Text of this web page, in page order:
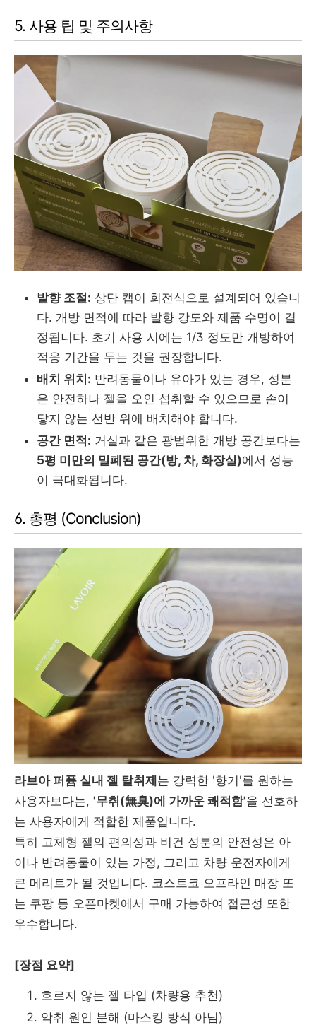
5. 사용 팁 및 주의사항
발향 조절: 상단 캡이 회전식으로 설계되어 있습니
다. 개방 면적에 따라 발향 강도와 제품 수명이 결
정됩니다. 초기 사용 시에는 1/3 정도만 개방하여
적응 기간을 두는 것을 권장합니다.
배치 위치: 반려동물이나 유아가 있는 경우, 성분
은 안전하나 젤을 오인 섭취할 수 있으므로 손이
닿지 않는 선반 위에 배치해야 합니다.
공간 면적: 거실과 같은 광범위한 개방 공간보다는
5평 미만의 밀폐된 공간(방, 차, 화장실)에서 성능
이 극대화됩니다.
6. 총평 (Conclusion)
라브아 퍼퓸 실내 젤 탈취제는 강력한 '향기'를 원하는
사용자보다는, '무취(無臭)에 가까운 쾌적함'을 선호하
는 사용자에게 적합한 제품입니다.
특히 고체형 젤의 편의성과 비건 성분의 안전성은 아
이나 반려동물이 있는 가정, 그리고 차량 운전자에게
큰 메리트가 될 것입니다. 코스트코 오프라인 매장 또
는 쿠팡 등 오픈마켓에서 구매 가능하여 접근성 또한
우수합니다.
[장점 요약]
흐르지 않는 젤 타입 (차량용 추천)
악취 원인 분해 (마스킹 방식 아님)